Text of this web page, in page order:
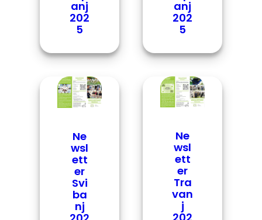
anj
202
5
anj
202
5
Ne
wsl
ett
er
Svi
ba
nj
Ne
wsl
ett
er
Tra
van
j